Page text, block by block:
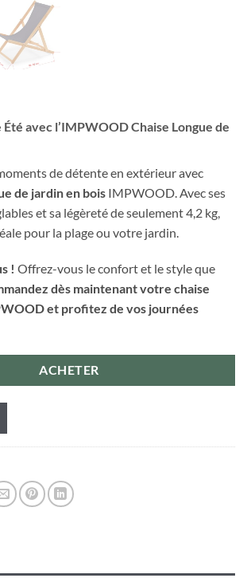
avec l’IMPWOOD Chaise Longue de
de détente en extérieur avec
de jardin en bois IMPWOOD. Avec ses
et sa légèreté de seulement 4,2 kg,
pour la plage ou votre jardin.
! Offrez-vous le confort et le style que
dès maintenant votre chaise
et profitez de vos journées
ACHETER